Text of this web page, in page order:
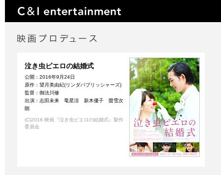
泣き虫ピエロの結婚式
公開：2016年9月24日
原作：望月美由紀(リンダパブリッシャーズ)
監督：御法川修
出演：志田未来 竜星涼 新木優子 螢雪次
朗
(C)2016 映画『泣き虫ピエロの結婚式』製作
委員会